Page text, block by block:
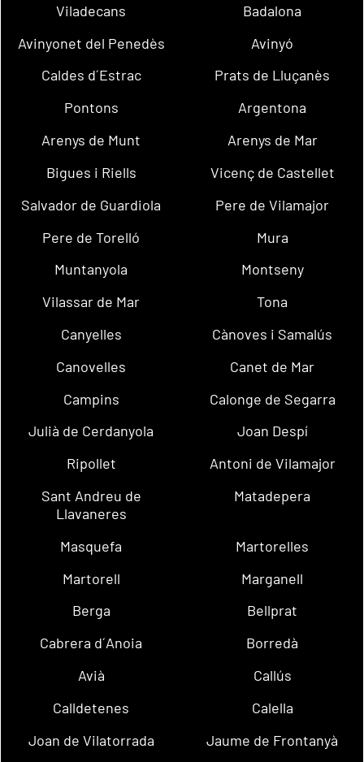
Viladecans
Badalona
Avinyonet del Penedès
Avinyó
Caldes d´Estrac
Prats de Lluçanès
Pontons
Argentona
Arenys de Munt
Arenys de Mar
Bigues i Riells
Vicenç de Castellet
Salvador de Guardiola
Pere de Vilamajor
Pere de Torelló
Mura
Muntanyola
Montseny
Vilassar de Mar
Tona
Canyelles
Cànoves i Samalús
Canovelles
Canet de Mar
Campins
Calonge de Segarra
Julià de Cerdanyola
Joan Despí
Ripollet
Antoni de Vilamajor
Sant Andreu de
Llavaneres
Matadepera
Masquefa
Martorelles
Martorell
Marganell
Berga
Bellprat
Cabrera d´Anoia
Borredà
Avià
Callús
Calldetenes
Calella
Joan de Vilatorrada
Jaume de Frontanyà